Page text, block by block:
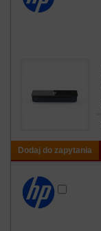
Dodaj do zapytania